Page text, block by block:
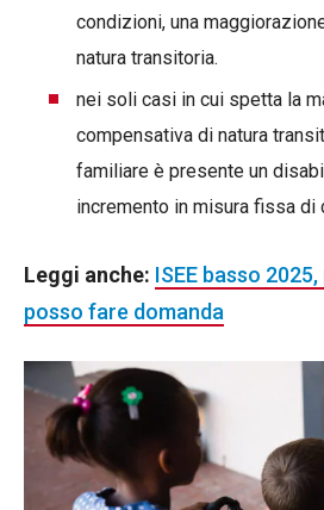
condizioni, una
natura transitoria.
nei soli casi in cui spetta la
compensativa di natura
familiare è presente un
incremento in misura fissa di
Leggi anche: ISEE basso
posso fare domanda